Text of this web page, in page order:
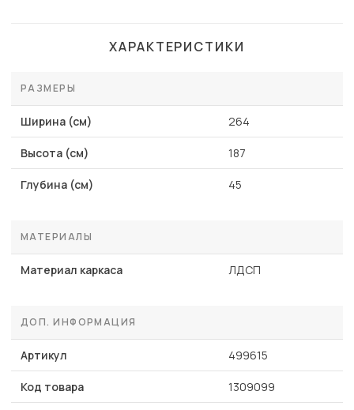
ХАРАКТЕРИСТИКИ
РАЗМЕРЫ
Ширина (см) 264
Высота (см) 187
Глубина (см) 45
МАТЕРИАЛЫ
Материал каркаса ЛДСП
ДОП. ИНФОРМАЦИЯ
Артикул 499615
Код товара 1309099